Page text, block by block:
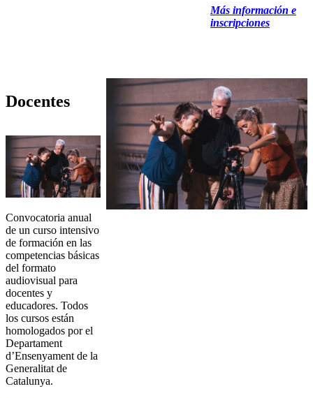
Más información e
inscripciones
Docentes
Convocatoria anual
de un curso intensivo
de formación en las
competencias básicas
del formato
audiovisual para
docentes y
educadores. Todos
los cursos están
homologados por el
Departament
d’Ensenyament de la
Generalitat de
Catalunya.